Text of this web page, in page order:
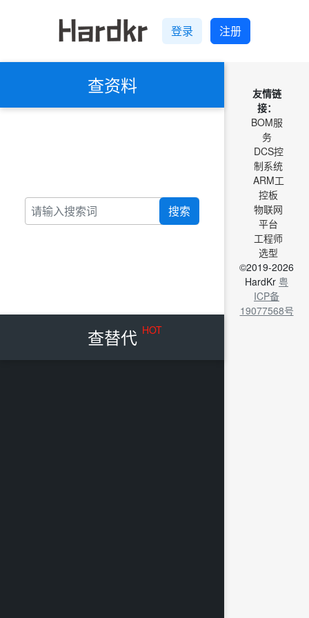
登录 注册
查资料
搜索
查替代 HOT
友情链
接：
BOM服
务
DCS控
制系统
ARM工
控板
物联网
平台
工程师
选型
©2019-2026
HardKr 粤
ICP备
19077568号